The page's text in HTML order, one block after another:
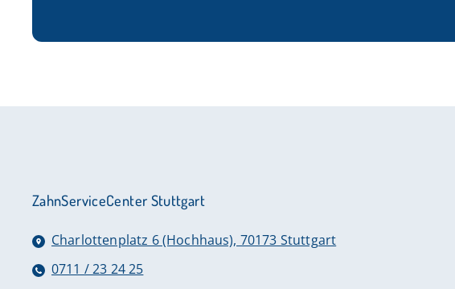
ZahnServiceCenter Stuttgart
Charlottenplatz 6 (Hochhaus), 70173 Stuttgart
0711 / 23 24 25